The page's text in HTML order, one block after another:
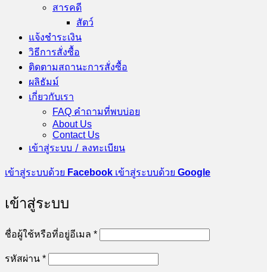
สารคดี
สัตว์
แจ้งชำระเงิน
วิธีการสั่งซื้อ
ติดตามสถานะการสั่งซื้อ
ผลิธัมม์
เกี่ยวกับเรา
FAQ คำถามที่พบบ่อย
About Us
Contact Us
เข้าสู่ระบบ / ลงทะเบียน
เข้าสู่ระบบด้วย Facebook เข้าสู่ระบบด้วย Google
เข้าสู่ระบบ
ชื่อผู้ใช้หรือที่อยู่อีเมล *ต้องการ
รหัสผ่าน *ต้องการ